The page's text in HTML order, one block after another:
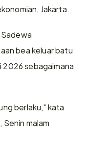
Jakarta.
bea keluar batu
2026 sebagaimana
berlaku," kata
malam